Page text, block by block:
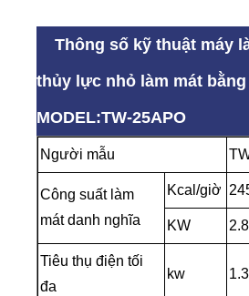
Thông số kỹ thuật máy
thủy lực nhỏ làm mát
MODEL:TW-25APO
Người mẫu
Công suất làm
mát danh nghĩa
Kcal/giờ
KW
Tiêu thụ điện tối
đa
kw